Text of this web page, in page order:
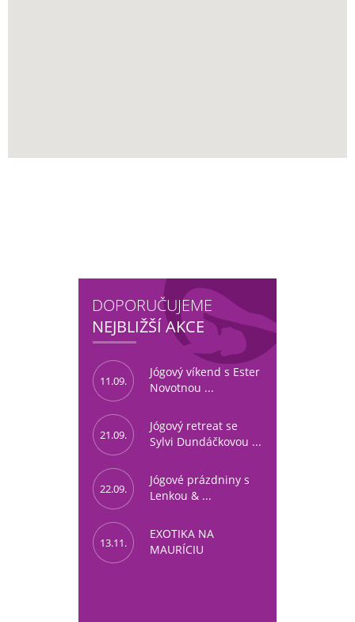
DOPORUČUJEME
NEJBLIŽŠÍ AKCE
11.09.
Jógový víkend s Ester
Novotnou ...
21.09.
Jógový retreat se
Sylvi Dundáčkovou ...
22.09.
Jógové prázdniny s
Lenkou & ...
13.11.
EXOTIKA NA
MAURÍCIU